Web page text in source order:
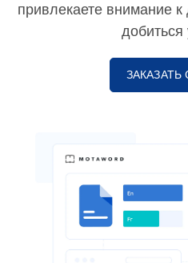
привлекаете внимание
добиться
ЗАКАЗАТЬ